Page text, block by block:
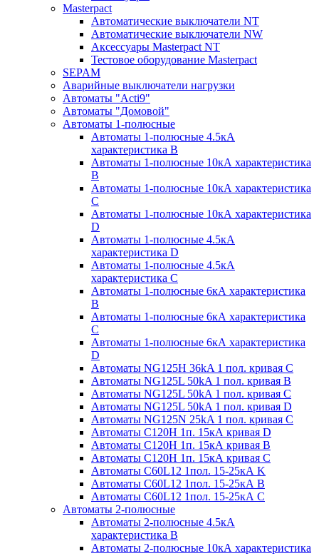
Masterpact
Автоматические выключатели NT
Автоматические выключатели NW
Аксессуары Masterpact NT
Тестовое оборудование Masterpact
SEPAM
Аварийные выключатели нагрузки
Автоматы "Acti9"
Автоматы "Домовой"
Автоматы 1-полюсные
Автоматы 1-полюсные 4.5кА
характеристика В
Автоматы 1-полюсные 10кА характеристика
B
Автоматы 1-полюсные 10кА характеристика
C
Автоматы 1-полюсные 10кА характеристика
D
Автоматы 1-полюсные 4.5кА
характеристика D
Автоматы 1-полюсные 4.5кА
характеристика С
Автоматы 1-полюсные 6кА характеристика
B
Автоматы 1-полюсные 6кА характеристика
C
Автоматы 1-полюсные 6кА характеристика
D
Автоматы NG125H 36kA 1 пол. кривая C
Автоматы NG125L 50kA 1 пол. кривая B
Автоматы NG125L 50kA 1 пол. кривая C
Автоматы NG125L 50kA 1 пол. кривая D
Автоматы NG125N 25kA 1 пол. кривая C
Автоматы С120H 1п. 15кА кривая D
Автоматы С120H 1п. 15кА кривая В
Автоматы С120H 1п. 15кА кривая С
Автоматы С60L12 1пол. 15-25кА K
Автоматы С60L12 1пол. 15-25кА В
Автоматы С60L12 1пол. 15-25кА С
Автоматы 2-полюсные
Автоматы 2-полюсные 4.5кА
характеристика В
Автоматы 2-полюсные 10кА характеристика